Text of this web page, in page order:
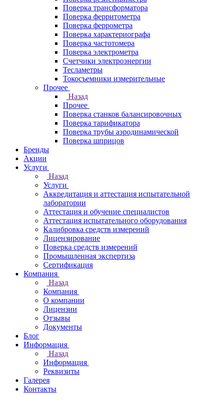
Поверка трансформатора
Поверка ферритометра
Поверка феррометра
Поверка характериографа
Поверка частотомера
Поверка электрометра
Счетчики электроэнергии
Тесламетры
Токосъемники измерительные
Прочее
Назад
Прочее
Поверка станков балансировочных
Поверка тарификатора
Поверка трубы аэродинамической
Поверка шприцов
Бренды
Акции
Услуги
Назад
Услуги
Аккредитация и аттестация испытательной
лаборатории
Аттестация и обучение специалистов
Аттестация испытательного оборудования
Калибровка средств измерений
Лицензирование
Поверка средств измерений
Промышленная экспертиза
Сертификация
Компания
Назад
Компания
О компании
Лицензии
Отзывы
Документы
Блог
Информация
Назад
Информация
Реквизиты
Галерея
Контакты